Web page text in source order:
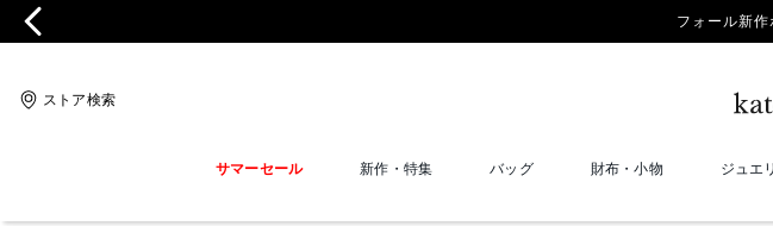
フォール新
ストア検索
サマーセール 新作・特集 バッグ 財布・小物 ジュエ